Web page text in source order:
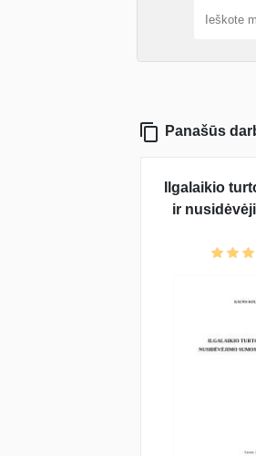
Panašūs
Ilgalaikio
ir